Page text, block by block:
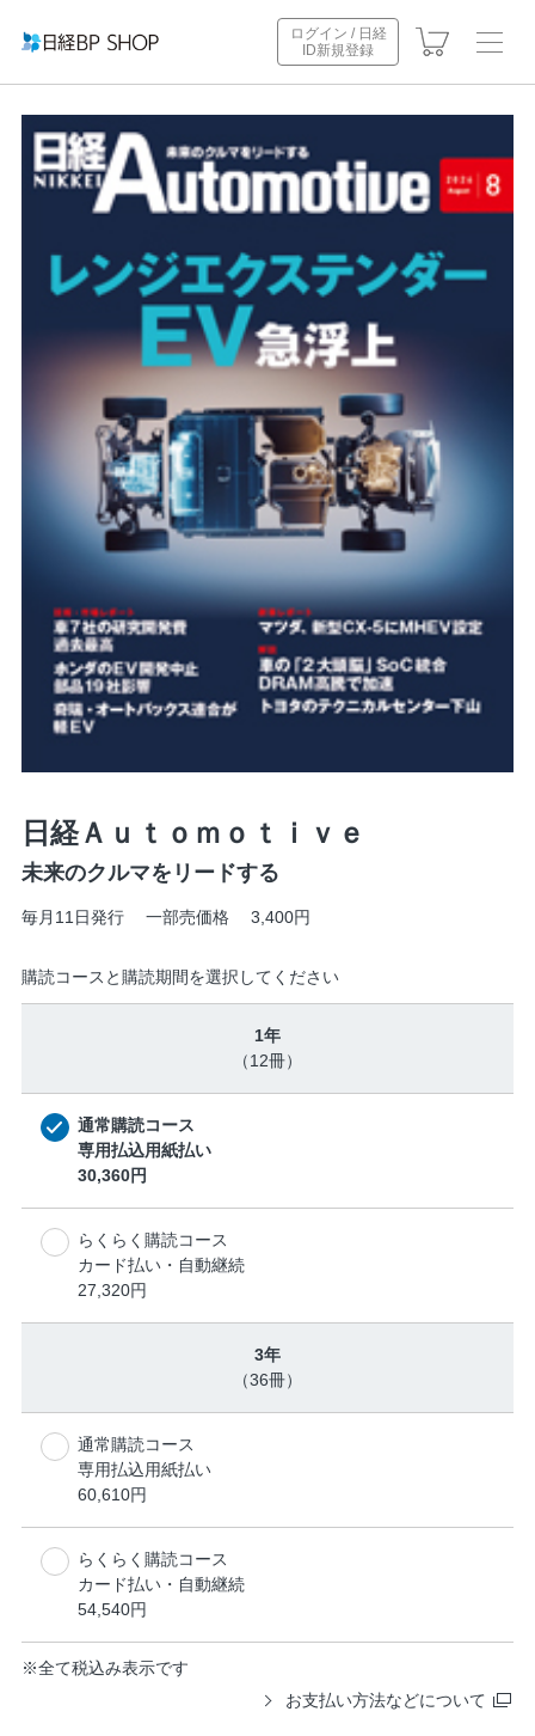
ログイン / 日経
ID新規登録
日経Ａｕｔｏｍｏｔｉｖｅ
未来のクルマをリードする
毎月11日発行 一部売価格 3,400円
購読コースと購読期間を選択してください
1年
（12冊）
通常購読コース
専用払込用紙払い
30,360円
らくらく購読コース
カード払い・自動継続
27,320円
3年
（36冊）
通常購読コース
専用払込用紙払い
60,610円
らくらく購読コース
カード払い・自動継続
54,540円
※全て税込み表示です
お支払い方法などについて